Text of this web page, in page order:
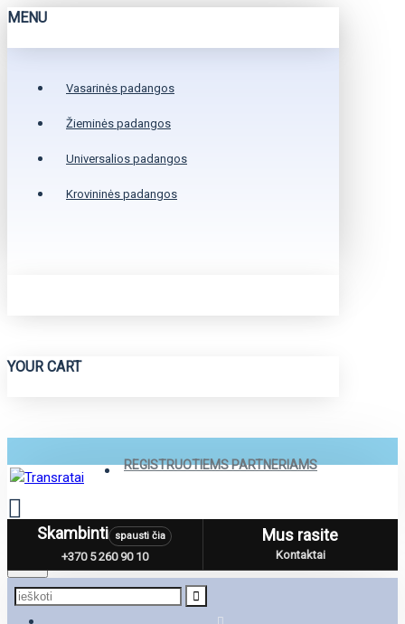
MENU
Vasarinės padangos
Žieminės padangos
Universalios padangos
Krovininės padangos
YOUR CART
REGISTRUOTIEMS PARTNERIAMS
MenuSkambinti spausti čia
+370 5 260 90 10
Mus rasite
Kontaktai